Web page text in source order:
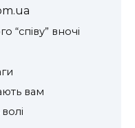
“співу” вночі
вам